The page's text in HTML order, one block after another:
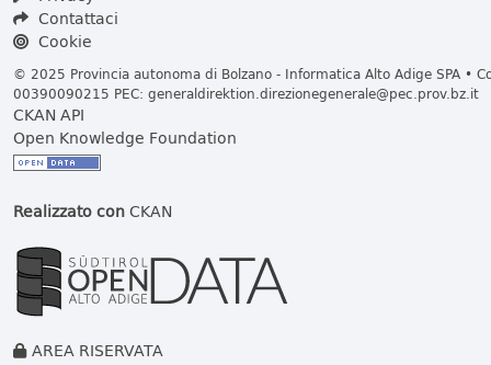
Contattaci
Cookie
© 2025 Provincia autonoma di Bolzano - Informatica Alto Adige SPA •
00390090215 PEC: generaldirektion.direzionegenerale@pec.prov.bz.it
CKAN API
Open Knowledge Foundation
Realizzato conCKAN
AREA RISERVATA